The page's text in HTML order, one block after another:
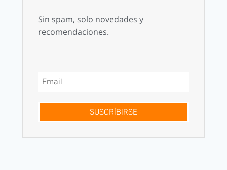
Sin spam, solo novedades y
recomendaciones.
SUSCRÍBIRSE